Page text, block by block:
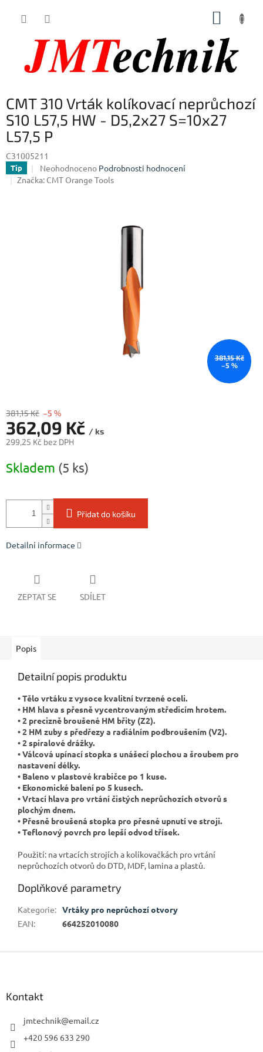
CMT 310 Vrták kolíkovací neprůchozí
S10 L57,5 HW - D5,2x27 S=10x27
L57,5 P
C31005211
Tip
Průměrné
hodnocení
Neohodnoceno Podrobnosti hodnocení
Značka: CMT Orange Tools
381,15 Kč
–5 %
381,15 Kč –5 %
362,09 Kč / ks
299,25 Kč bez DPH
cena:
Skladem (5 ks)
Přidat do košíku
Detailní informace
ZEPTAT SE SDÍLET
Popis
Detailní popis produktu
• Tělo vrtáku z vysoce kvalitní tvrzené oceli.
• HM hlava s přesně vycentrovaným středicím hrotem.
• 2 precizně broušené HM břity (Z2).
• 2 HM zuby s předřezy a radiálním podbroušením (V2).
• 2 spiralové drážky.
• Válcová upínací stopka s unášecí plochou a šroubem pro
nastavení délky.
• Baleno v plastové krabičce po 1 kuse.
• Ekonomické balení po 5 kusech.
• Vrtací hlava pro vrtání čistých neprůchozích otvorů s
plochým dnem.
• Přesně broušená stopka pro přesné upnutí ve stroji.
• Teflonový povrch pro lepší odvod třísek.
Použití: na vrtacích strojích a kolíkovačkách pro vrtání
neprůchozích otvorů do DTD, MDF, lamina a plastů.
Doplňkové parametry
Kategorie: Vrtáky pro neprůchozí otvory
EAN: 664252010080
Kontakt
jmtechnik@email.cz
+420 596 633 290